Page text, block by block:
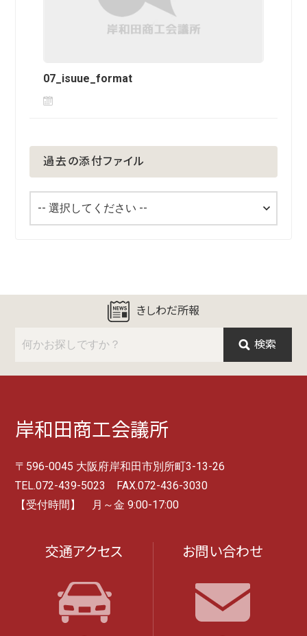
07_isuue_format
過去の添付ファイル
きしわだ所報
検索
岸和田商工会議所
〒596-0045 大阪府岸和田市別所町3-13-26
TEL.072-439-5023 FAX.072-436-3030
【受付時間】 月～金 9:00-17:00
交通アクセス お問い合わせ